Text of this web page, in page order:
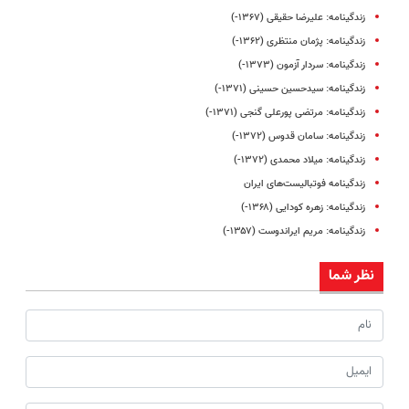
زندگینامه: علیرضا حقیقی (۱۳۶۷-)
زندگینامه: پژمان منتظری (۱۳۶۲-)
زندگینامه: سردار آزمون (۱۳۷۳-)
زندگینامه: سیدحسین حسینی (۱۳۷۱-)
زندگینامه: مرتضی پورعلی‌ گنجی (۱۳۷۱-)
زندگینامه: سامان قدوس (۱۳۷۲-)
زندگینامه: میلاد محمدی (۱۳۷۲-)
زندگینامه فوتبالیست‌های ایران
زندگینامه: زهره کودایی (۱۳۶۸-)
زندگینامه: مریم ایراندوست (۱۳۵۷-)
نظر شما